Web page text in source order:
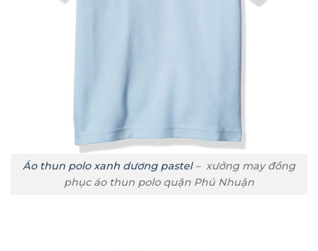
Áo thun polo xanh dương pastel– xưởng may đồng
phục áo thun polo quận Phú Nhuận